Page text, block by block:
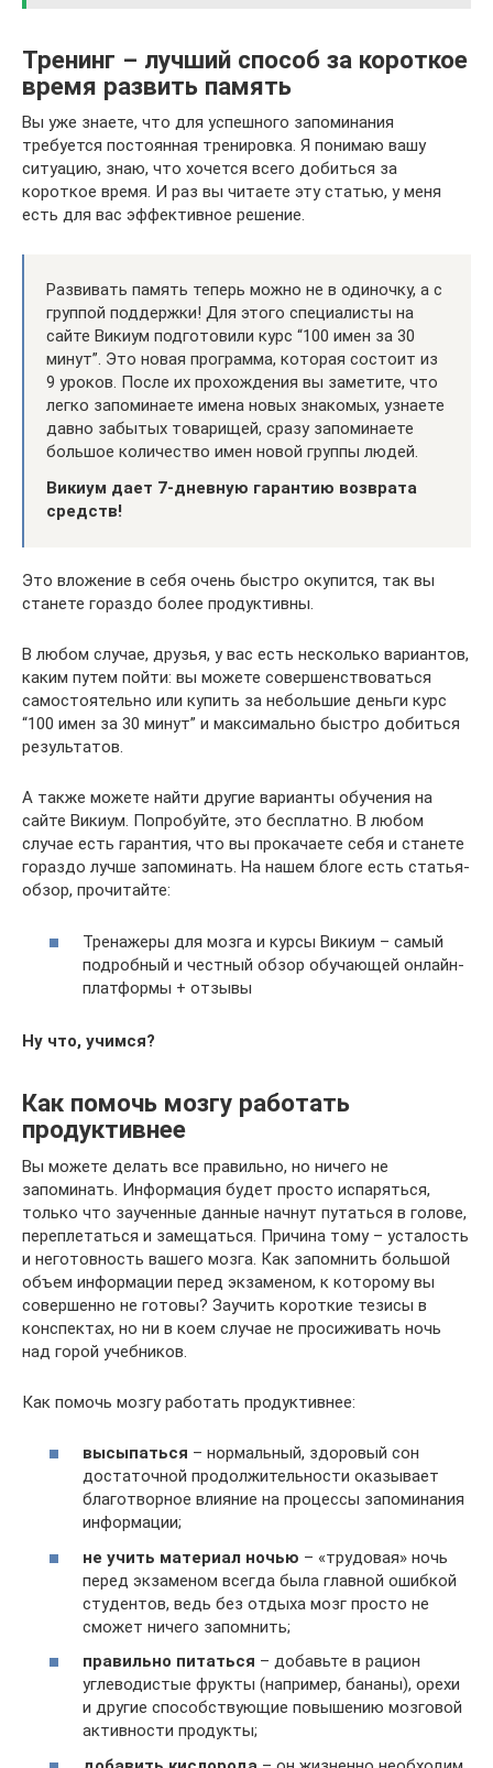
Тренинг – лучший способ за короткое
время развить память
Вы уже знаете, что для успешного запоминания
требуется постоянная тренировка. Я понимаю вашу
ситуацию, знаю, что хочется всего добиться за
короткое время. И раз вы читаете эту статью, у меня
есть для вас эффективное решение.
Развивать память теперь можно не в одиночку, а с
группой поддержки! Для этого специалисты на
сайте Викиум подготовили курс “100 имен за 30
минут”. Это новая программа, которая состоит из
9 уроков. После их прохождения вы заметите, что
легко запоминаете имена новых знакомых, узнаете
давно забытых товарищей, сразу запоминаете
большое количество имен новой группы людей.
Викиум дает 7-дневную гарантию возврата
средств!
Это вложение в себя очень быстро окупится, так вы
станете гораздо более продуктивны.
В любом случае, друзья, у вас есть несколько вариантов,
каким путем пойти: вы можете совершенствоваться
самостоятельно или купить за небольшие деньги курс
“100 имен за 30 минут” и максимально быстро добиться
результатов.
А также можете найти другие варианты обучения на
сайте Викиум. Попробуйте, это бесплатно. В любом
случае есть гарантия, что вы прокачаете себя и станете
гораздо лучше запоминать. На нашем блоге есть статья-
обзор, прочитайте:
Тренажеры для мозга и курсы Викиум – самый
подробный и честный обзор обучающей онлайн-
платформы + отзывы
Ну что, учимся?
Как помочь мозгу работать
продуктивнее
Вы можете делать все правильно, но ничего не
запоминать. Информация будет просто испаряться,
только что заученные данные начнут путаться в голове,
переплетаться и замещаться. Причина тому – усталость
и неготовность вашего мозга. Как запомнить большой
объем информации перед экзаменом, к которому вы
совершенно не готовы? Заучить короткие тезисы в
конспектах, но ни в коем случае не просиживать ночь
над горой учебников.
Как помочь мозгу работать продуктивнее:
высыпаться – нормальный, здоровый сон
достаточной продолжительности оказывает
благотворное влияние на процессы запоминания
информации;
не учить материал ночью – «трудовая» ночь
перед экзаменом всегда была главной ошибкой
студентов, ведь без отдыха мозг просто не
сможет ничего запомнить;
правильно питаться – добавьте в рацион
углеводистые фрукты (например, бананы), орехи
и другие способствующие повышению мозговой
активности продукты;